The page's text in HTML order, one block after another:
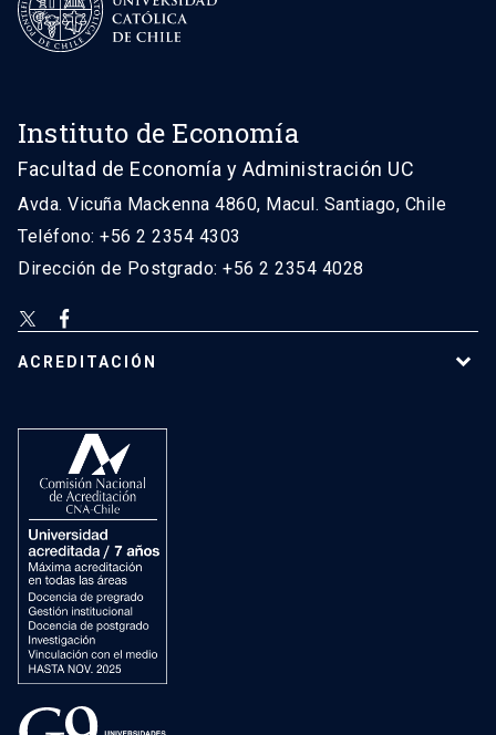
Instituto de Economía
Facultad de Economía y Administración UC
Avda. Vicuña Mackenna 4860, Macul. Santiago, Chile
Teléfono: +56 2 2354 4303
Dirección de Postgrado: +56 2 2354 4028
ACREDITACIÓN